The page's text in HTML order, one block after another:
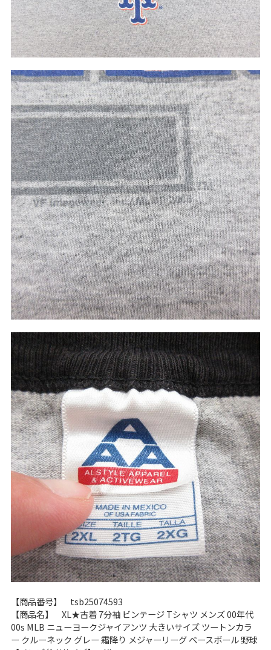
半袖シャツ XS S M L XL
Tシャツ XS S M L XL
パンツ
W30以下 W31,W32
W33,W34 W35,W36
W37以上
Search by Maniacマニアックから探す
バンド
Tシャツ
アニメ
Tシャツ
映画
Tシャツ
USA製
ボロ ミリタリー
すべてのマニアックを見る
Search by Period年代から探す
90年代 80年代 70年代
60年代 50年代 40年代
すべての年代を見る
週刊ラッシュアウト新聞
古着コラム
メディア・イベント情報
Youtube 古着屋Rush Out チャンネル
スタッフコーディネート
【商品番号】 tsb25074593
【商品名】 XL★古着 7分袖 ビンテージ Tシャツ メンズ 00年代
00s MLB ニューヨークジャイアンツ 大きいサイズ ツートンカラ
ー クルーネック グレー 霜降り メジャーリーグ ベースボール 野球